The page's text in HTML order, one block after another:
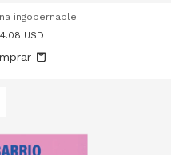
ingobernable
USD